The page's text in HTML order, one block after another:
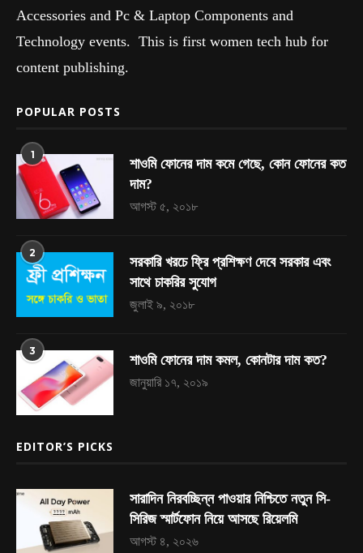
Accessories and Pc & Laptop Components and
Technology events. This is first women tech hub for
content publishing.
POPULAR POSTS
1
শাওমি ফোনের দাম কমে গেছে, কোন ফোনের কত
দাম?
আগস্ট ৫, ২০১৮
2
সরকারি খরচে ফ্রি প্রশিক্ষণ দেবে সরকার এবং
সাথে চাকরির সুযোগ
জুলাই ৯, ২০১৮
3
শাওমি ফোনের দাম কমল, কোনটার দাম কত?
জানুয়ারি ১৭, ২০১৯
EDITOR’S PICKS
সারাদিন নিরবচ্ছিন্ন পাওয়ার নিশ্চিতে নতুন সি-
সিরিজ স্মার্টফোন নিয়ে আসছে রিয়েলমি
আগস্ট ৪, ২০২৬